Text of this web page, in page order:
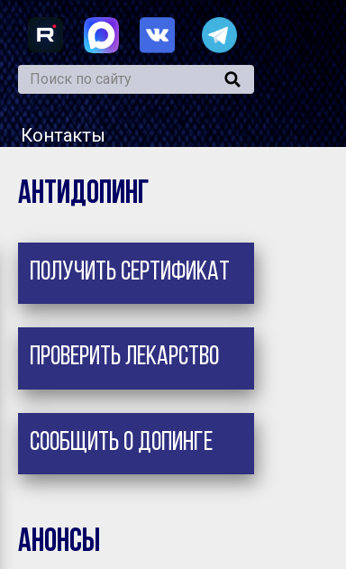
Контакты
Антидопинг
Получить сертификат
Проверить лекарство
Сообщить о допинге
Анонсы